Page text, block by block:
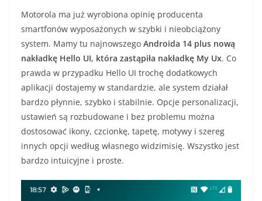
Motorola ma już wyrobiona opinię producenta
smartfonów wyposażonych w szybki i nieobciążony
system. Mamy tu najnowszego Androida 14 plus nową
nakładkę Hello UI, która zastąpiła nakładkę My Ux. Co
prawda w przypadku Hello UI trochę dodatkowych
aplikacji dostajemy w standardzie, ale system działał
bardzo płynnie, szybko i stabilnie. Opcje personalizacji,
ustawień są rozbudowane i bez problemu można
dostosować ikony, czcionkę, tapetę, motywy i szereg
innych opcji według własnego widzimisię. Wszystko jest
bardzo intuicyjne i proste.